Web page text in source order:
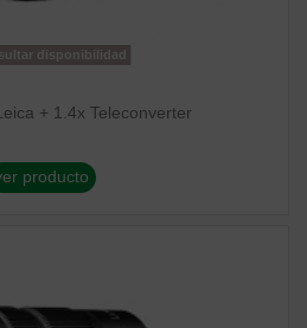
disponibilidad
+ 1.4x Teleconverter
producto